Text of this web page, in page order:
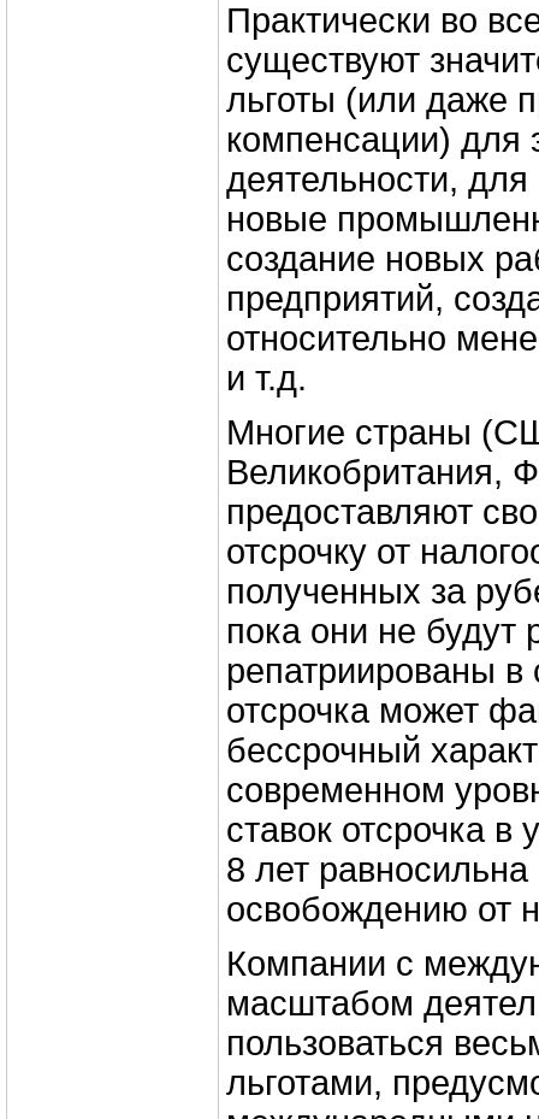
Практически во
существуют
льготы (или даже
компенсации) для
деятельности,
новые
создание новых
предприятий,
относительно
и т.д.
Многие страны
Великобритания,
предоставляют
отсрочку от
полученных за
пока они не будут
репатриированы в
отсрочка может
бессрочный
современном
ставок отсрочка в
8 лет
освобождению от
Компании с
масштабом
пользоваться
льготами,